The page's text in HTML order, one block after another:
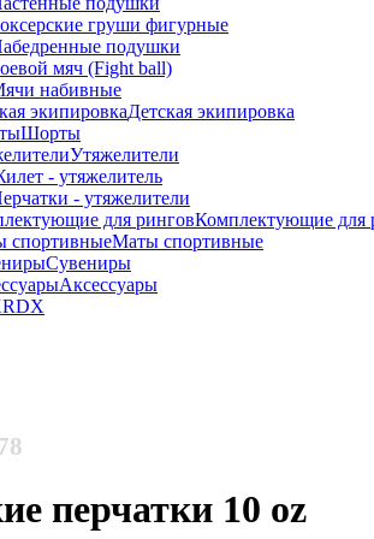
груши фигурные
подушки
мяч (Fight ball)
набивные
Детская экипировка
Шорты
Утяжелители
- утяжелитель
- утяжелители
Комплектующие для
Маты спортивные
Сувениры
Аксессуары
RDX
перчатки 10 oz